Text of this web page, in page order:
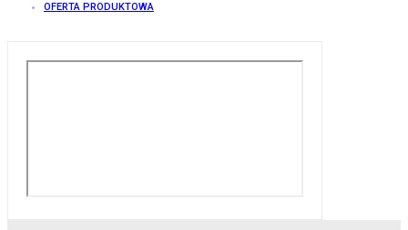
OFERTA PRODUKTOWA